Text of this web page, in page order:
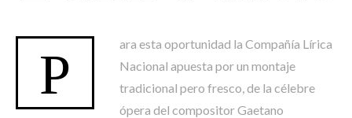
P
ara esta oportunidad la Compañía Lírica
Nacional apuesta por un montaje
tradicional pero fresco, de la célebre
ópera del compositor Gaetano